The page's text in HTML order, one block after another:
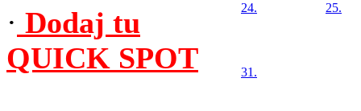
· Dodaj tu
QUICK SPOT
24. 25.
31.